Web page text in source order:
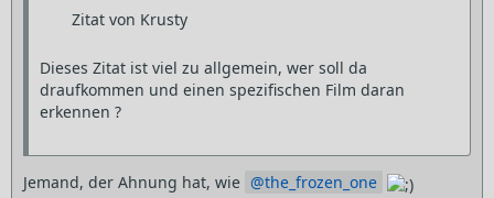
Zitat von Krusty
Dieses Zitat ist viel zu allgemein, wer soll da
draufkommen und einen spezifischen Film daran
erkennen ?
Jemand, der Ahnung hat, wie the_frozen_one